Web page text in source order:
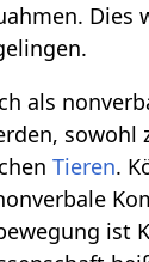
Dies
als
sowohl
Tieren.
ist